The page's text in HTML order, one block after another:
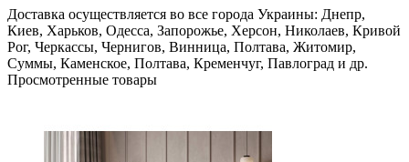
Доставка осуществляется во все города Украины: Днепр,
Киев, Харьков, Одесса, Запорожье, Херсон, Николаев, Кривой
Рог, Черкассы, Чернигов, Винница, Полтава, Житомир,
Суммы, Каменское, Полтава, Кременчуг, Павлоград и др.
Просмотренные товары